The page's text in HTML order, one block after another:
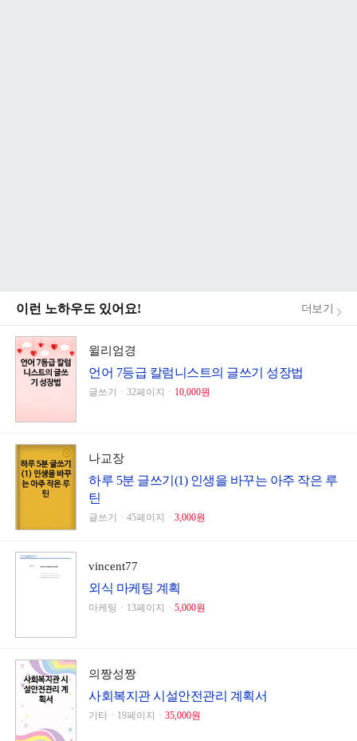
이런 노하우도 있어요! 더보기
윌리엄경
언어 7등급 칼럼니스트의 글쓰기 성장법
글쓰기ㆍ32페이지ㆍ 10,000원
나교장
하루 5분 글쓰기(1) 인생을 바꾸는 아주 작은 루
틴
글쓰기ㆍ45페이지ㆍ 3,000원
vincent77
외식 마케팅 계획
마케팅ㆍ13페이지ㆍ 5,000원
의짱성짱
사회복지관 시설안전관리 계획서
기타ㆍ19페이지ㆍ 35,000원